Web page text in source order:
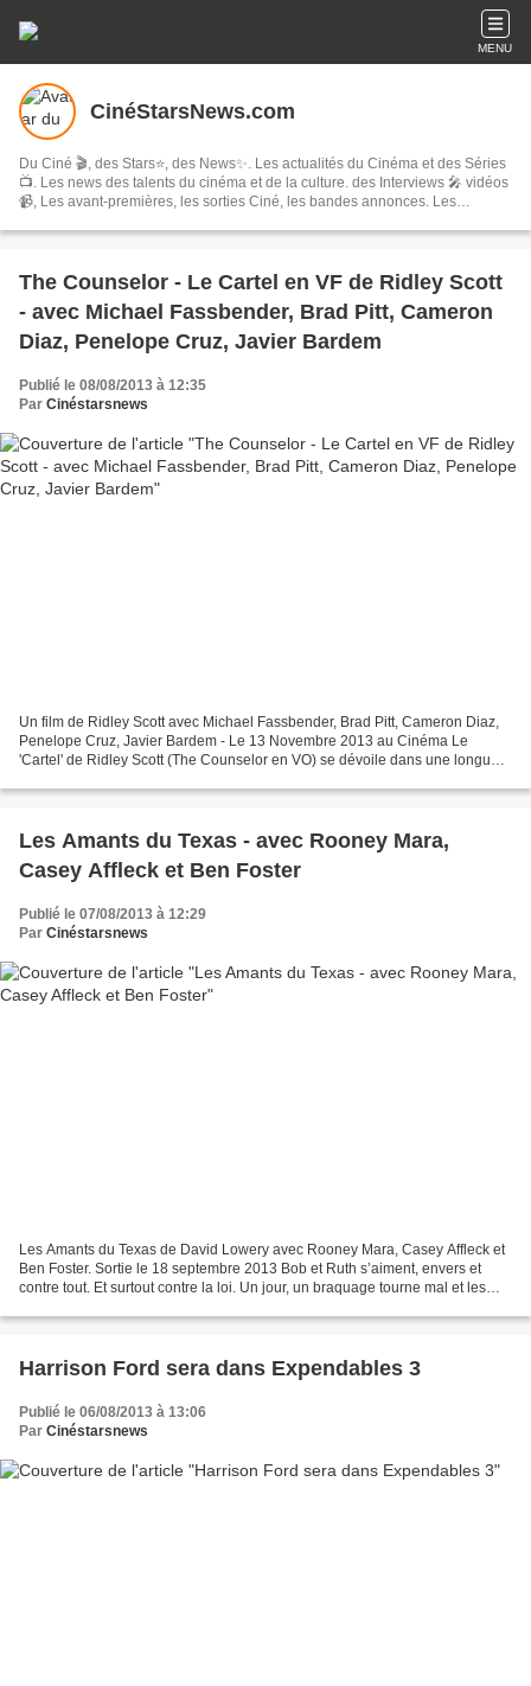
MENU
CinéStarsNews.com
Du Ciné 🎬, des Stars⭐, des News✨. Les actualités du Cinéma et des Séries
📺. Les news des talents du cinéma et de la culture. des Interviews 🎤 vidéos
📹, Les avant-premières, les sorties Ciné, les bandes annonces. Les
The Counselor - Le Cartel en VF de Ridley Scott
- avec Michael Fassbender, Brad Pitt, Cameron
Diaz, Penelope Cruz, Javier Bardem
Publié le 08/08/2013 à 12:35
Par Cinéstarsnews
Un film de Ridley Scott avec Michael Fassbender, Brad Pitt, Cameron Diaz,
Penelope Cruz, Javier Bardem - Le 13 Novembre 2013 au Cinéma Le
'Cartel' de Ridley Scott (The Counselor en VO) se dévoile dans une longue
Les Amants du Texas - avec Rooney Mara,
Casey Affleck et Ben Foster
Publié le 07/08/2013 à 12:29
Par Cinéstarsnews
Les Amants du Texas de David Lowery avec Rooney Mara, Casey Affleck et
Ben Foster. Sortie le 18 septembre 2013 Bob et Ruth s’aiment, envers et
contre tout. Et surtout contre la loi. Un jour, un braquage tourne mal et les
Harrison Ford sera dans Expendables 3
Publié le 06/08/2013 à 13:06
Par Cinéstarsnews